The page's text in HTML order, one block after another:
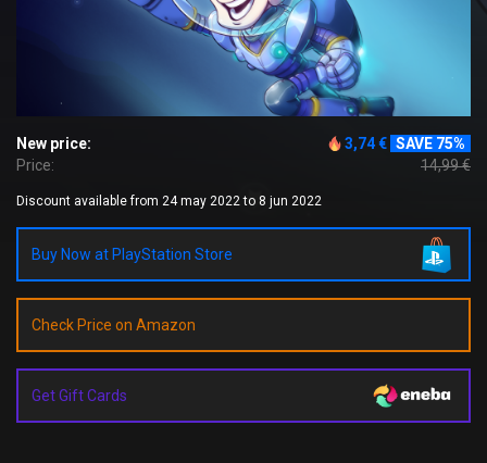
New price: 3,74 € SAVE 75%
Price:
14,99 €
Discount available from 24 may 2022 to 8 jun 2022
Buy Now at PlayStation Store
Check Price on Amazon
Get Gift Cards